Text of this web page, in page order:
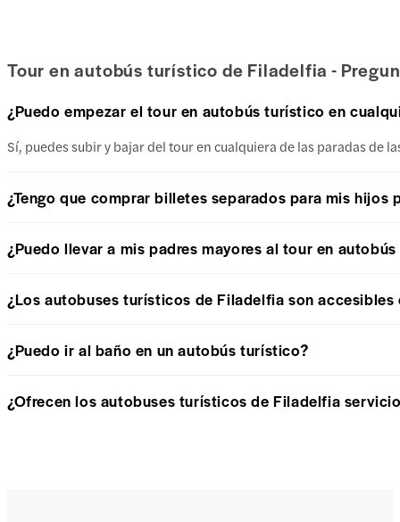
Tour en autobús turístico de Filadelfia -
¿Puedo empezar el tour en autobús turístico en
Sí, puedes subir y bajar del tour en cualquiera de las paradas de
¿Tengo que comprar billetes separados para mis
¿Puedo llevar a mis padres mayores al tour en
¿Los autobuses turísticos de Filadelfia son accesibles
¿Puedo ir al baño en un autobús turístico?
¿Ofrecen los autobuses turísticos de Filadelfia